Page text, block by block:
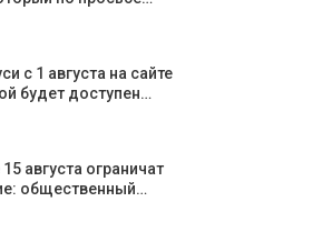
с 1 августа на сайте
будет доступен…
августа ограничат
общественный…